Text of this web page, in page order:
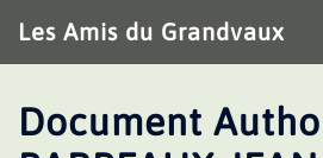
au
contenu
Les Amis du Grandvaux
Document